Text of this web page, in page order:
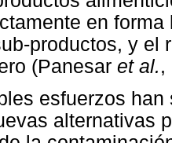
en
productos, y el
(Panesar et al.,
esfuerzos
alternativas